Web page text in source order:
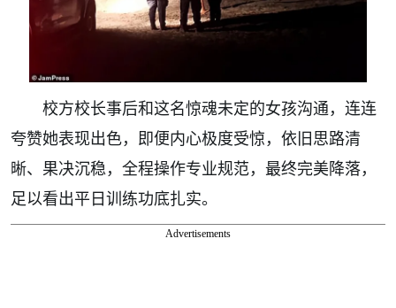
校方校长事后和这名惊魂未定的女孩沟通，连连
夸赞她表现出色，即便内心极度受惊，依旧思路清
晰、果决沉稳，全程操作专业规范，最终完美降落，
足以看出平日训练功底扎实。
Advertisements